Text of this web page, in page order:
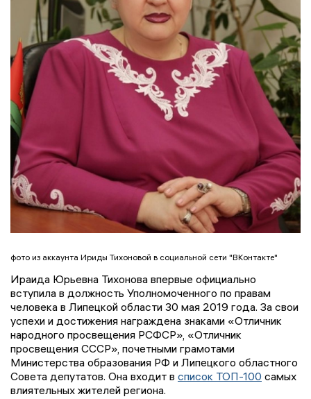
фото из аккаунта Ириды Тихоновой в социальной сети "ВКонтакте"
Ираида Юрьевна Тихонова впервые официально
вступила в должность Уполномоченного по правам
человека в Липецкой области 30 мая 2019 года. За свои
успехи и достижения награждена знаками «Отличник
народного просвещения РСФСР», «Отличник
просвещения СССР», почетными грамотами
Министерства образования РФ и Липецкого областного
Совета депутатов. Она входит в список ТОП-100 самых
влиятельных жителей региона.